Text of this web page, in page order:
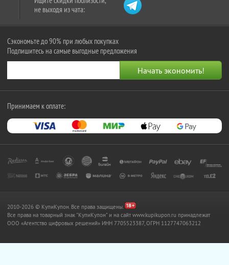
не выходя из чата:
Сэкономьте до 90% при любых покупках
Подпишитесь на самые выгодные предложения
Принимаем к оплате:
2010-2026 © КупиКупон. Все права защищены.
Все права на товарный знак "КупиКупон" и на сайт www.kupikupon.ru принадлежат
OOO «Агентство цифровых решений» ИНН 7705523387, ОГРН 1127747063212